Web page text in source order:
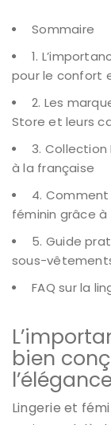
Sommaire
1.
pour le confort
2. Les
Store et leurs
3. Collection
à la française
4.
féminin grâce à
5. Guide
sous-
FAQ sur la
bien
Lingerie et